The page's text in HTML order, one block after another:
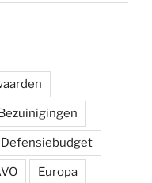
Defensiebudget
Europa